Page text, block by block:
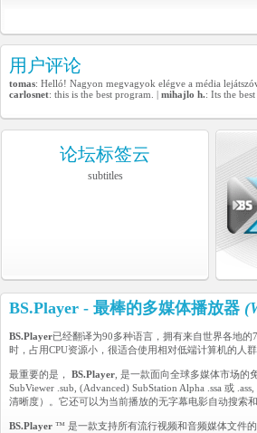
用户评论
tomas: Helló! Nagyon megvagyok elégve a média
carlosnet: this is the best program. | mihajlo h.: Its the best
论坛标签云
subtitles
BS.Player - 最棒的多媒体播放器
BS.Player已经翻译为90多种语言，拥有来自世界各地
时，占用CPU资源小，很适合使用相对低端计算机的人
最重要的是， BS.Player , 是一款面向全球多媒体市场
SubViewer .sub, (Advanced) SubStation Alpha .ssa 或
清晰度）。它还可以为当前播放的无字幕电影自动搜索
BS.Player ™ 是一款支持所有流行视频和音频媒体文件